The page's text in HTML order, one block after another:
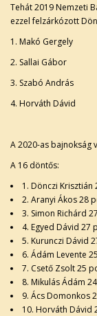
Tehát 2019 Nemzeti
ezzel felzárkózott
1. Makó Gergely
2. Sallai Gábor
3. Szabó András
4. Horváth Dávid
A 2020-as bajnokság
A 16 döntős:
1. Dönczi Krisztián
2. Aranyi Ákos 28
3. Simon Richárd
4. Egyed Dávid 27
5. Kurunczi Dávid
6. Ádám Levente
7. Csető Zsolt 25
8. Mikulás Ádám
9. Ács Domonkos
10. Horváth Dávid